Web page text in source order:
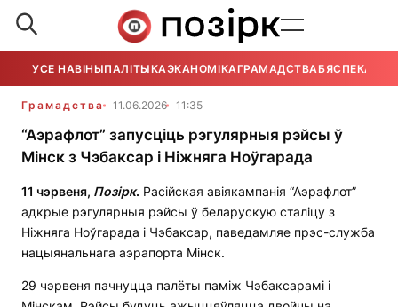
УСЕ НАВІНЫПАЛІТЫКАЭКАНОМІКАГРАМАДСТВАБЯСПЕКА
Грамадства 11.06.2026 11:35
“Аэрафлот” запусціць рэгулярныя рэйсы ў
Мінск з Чэбаксар і Ніжняга Ноўгарада
11 чэрвеня, Позірк. Расійская авіякампанія “Аэрафлот”
адкрые рэгулярныя рэйсы ў беларускую сталіцу з
Ніжняга Ноўгарада і Чэбаксар, паведамляе прэс-служба
нацыянальнага аэрапорта Мінск.
29 чэрвеня пачнуцца палёты паміж Чэбаксарамі і